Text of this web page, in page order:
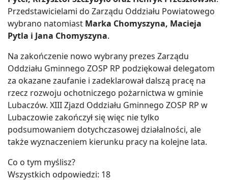
Przedstawicielami do Zarządu Oddziału Powiatowego
wybrano natomiast Marka Chomyszyna, Macieja
Pytla i Jana Chomyszyna.
Na zakończenie nowo wybrany prezes Zarządu
Oddziału Gminnego ZOSP RP podziękował delegatom
za okazane zaufanie i zadeklarował dalszą pracę na
rzecz rozwoju ochotniczego pożarnictwa w gminie
Lubaczów. XIII Zjazd Oddziału Gminnego ZOSP RP w
Lubaczowie zakończył się więc nie tylko
podsumowaniem dotychczasowej działalności, ale
także wyznaczeniem kierunku pracy na kolejne lata.
Co o tym myślisz?
Wszystkich odpowiedzi: 18